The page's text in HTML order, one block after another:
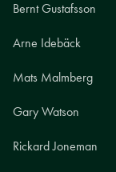
Bernt Gustafsson
Arne Idebäck
Mats Malmberg
Gary Watson
Rickard Joneman